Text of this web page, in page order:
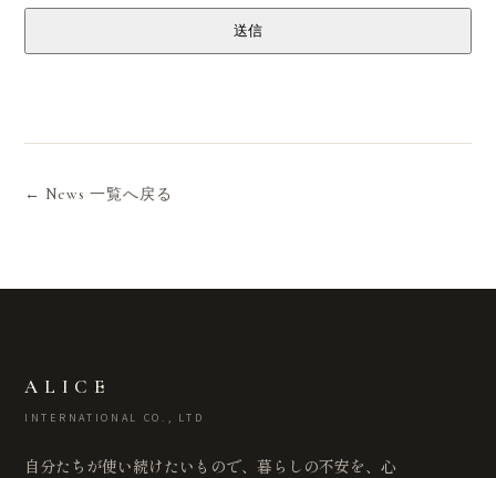
送信
← News 一覧へ戻る
ALICE
INTERNATIONAL CO., LTD
自分たちが使い続けたいもので、暮らしの不安を、心